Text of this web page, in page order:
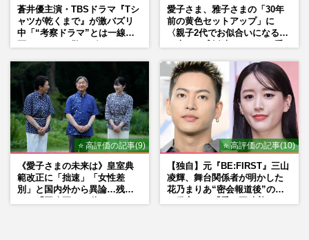
蒼井優主演・TBSドラマ『Tシ
ャツが乾くまで』が激バズリ
中「“考察ドラマ”とは一線を
愛子さま、雅子さまの「30年
前の黄色セットアップ」に
〈親子2代でお似合いになる〉
⭐ 高評価の記事(9)
《愛子さまの未来は》皇室典
範改正に「拙速」「女性差
別」と国内外から異論…残さ
⭐ 高評価の記事(10)
【独自】元『BE:FIRST』三山
凌輝、舞台関係者が明かした
花乃まりあ“密会報道後”の呆